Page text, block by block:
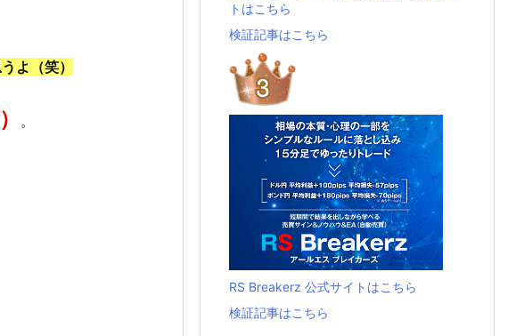
よ（笑）
。
トはこちら
検証記事はこちら
RS Breakerz 公式サイトはこちら
検証記事はこちら